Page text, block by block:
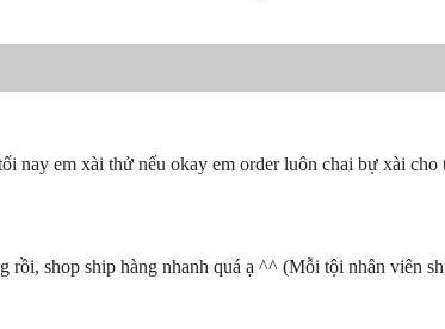
nay em xài thử nếu okay em order luôn chai bự xài
rồi, shop ship hàng nhanh quá ạ ^^ (Mỗi tội nhân viên